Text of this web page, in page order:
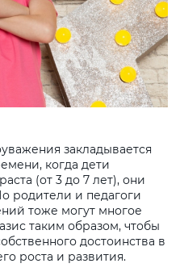
закладывается
когда дети
(от 3 до 7 лет), они
родители и педагоги
тоже могут многое
таким образом, чтобы
достоинства в
роста и развития.